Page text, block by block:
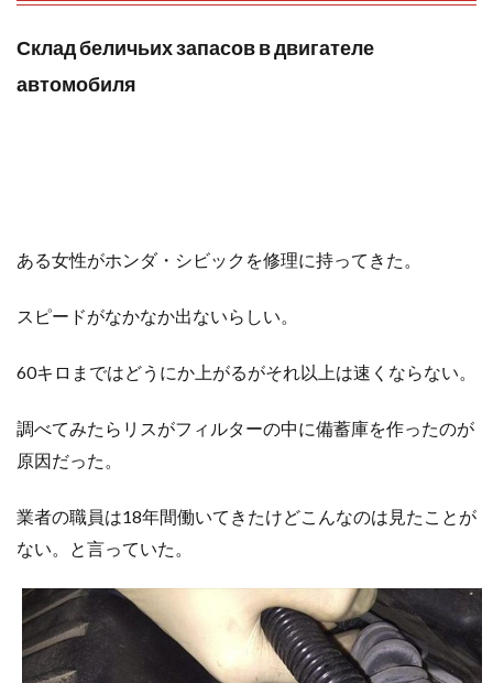
Склад беличьих запасов в двигателе
автомобиля
ある女性がホンダ・シビックを修理に持ってきた。
スピードがなかなか出ないらしい。
60キロまではどうにか上がるがそれ以上は速くならない。
調べてみたらリスがフィルターの中に備蓄庫を作ったのが
原因だった。
業者の職員は18年間働いてきたけどこんなのは見たことが
ない。と言っていた。